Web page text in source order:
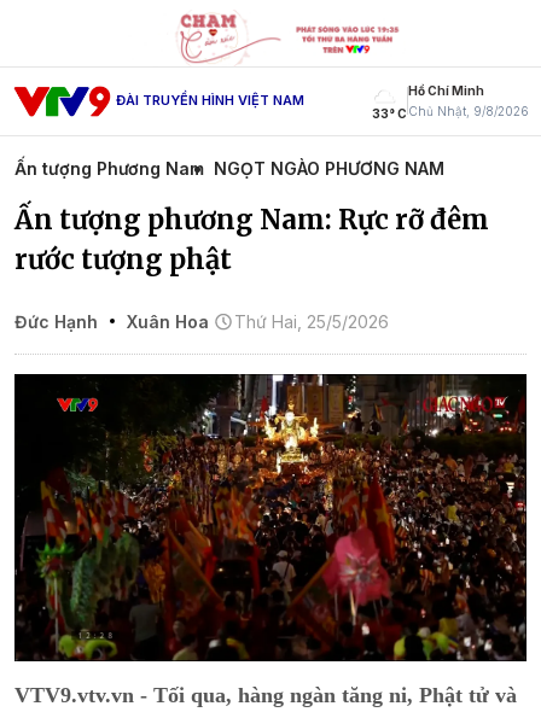
ĐÀI TRUYỀN HÌNH VIỆT NAM
33° C
Hồ Chí Minh
Chủ Nhật, 9/8/2026
Ấn tượng Phương Nam NGỌT NGÀO PHƯƠNG NAM
Ấn tượng phương Nam: Rực rỡ đêm
rước tượng phật
Đức Hạnh Xuân Hoa Thứ Hai, 25/5/2026
VTV9.vtv.vn - Tối qua, hàng ngàn tăng ni, Phật tử và